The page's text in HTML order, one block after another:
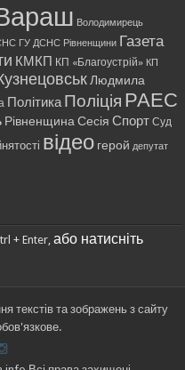
Володимирець
ГУ ДСНС Рівненщини Газета
КМКП КП «Благоустрій» КП
Людмила
ПолітикаПоліція РАЕС
Рівненщина Сесія Спорт Суд
відео герой депутат
+ Enter,або натисніть
текстів та зображень з сайту